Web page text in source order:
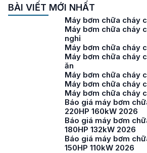
BÀI VIẾT MỚI NHẤT
Máy bơm chữa cháy
Máy bơm chữa cháy
nghỉ
Máy bơm chữa cháy
Máy bơm chữa cháy
ăn
Máy bơm chữa cháy
Máy bơm chữa cháy
Máy bơm chữa cháy
Báo giá máy bơm
220HP 160kW 2026
Báo giá máy bơm
180HP 132kW 2026
Báo giá máy bơm
150HP 110kW 2026